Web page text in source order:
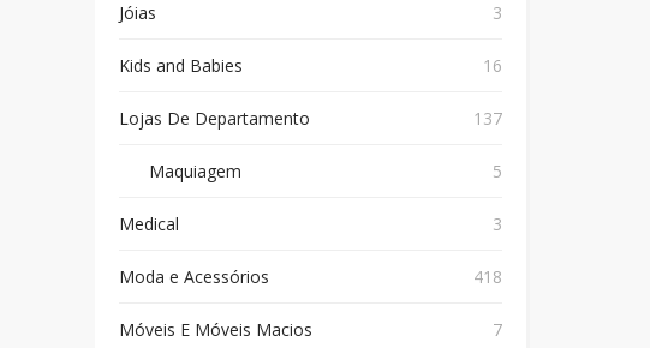
Jóias 3
Kids and Babies 16
Lojas De Departamento 137
Maquiagem 5
Medical 3
Moda e Acessórios 418
Móveis E Móveis Macios 7